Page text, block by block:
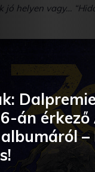
án érkező
–
jó helyen vagy…